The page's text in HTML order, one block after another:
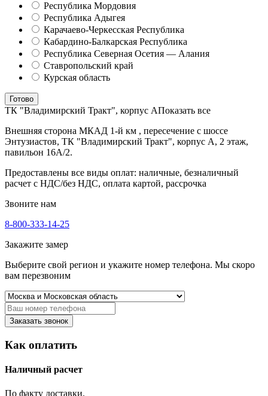
Республика Мордовия
Республика Адыгея
Карачаево-Черкесская Республика
Кабардино-Балкарская Республика
Республика Северная Осетия — Алания
Ставропольский край
Курская область
Готово
ТК "Владимирский Тракт", корпус АПоказать все
Внешняя сторона МКАД 1-й км , пересечение с шоссе
Энтузиастов, ТК "Владимирский Тракт", корпус А, 2 этаж,
павильон 16А/2.
Предоставлены все виды оплат: наличные, безналичный
расчет с НДС/без НДС, оплата картой, рассрочка
Звоните нам
8-800-333-14-25
Закажите замер
Выберите свой регион и укажите номер телефона. Мы скоро
вам перезвоним
Заказать звонок
Как оплатить
Наличный расчет
По факту доставки.